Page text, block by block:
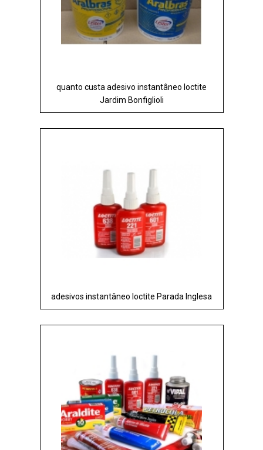
quanto custa adesivo instantâneo loctite
Jardim Bonfiglioli
adesivos instantâneo loctite Parada Inglesa